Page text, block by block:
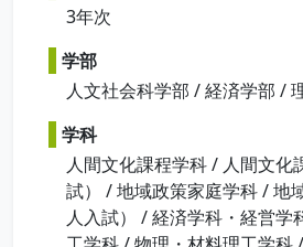
3年次
学部
人文社会科学部 / 経済学部 /
学科
人間文化課程学科 / 人間文化
試） / 地域政策家庭学科 / 地
人入試） / 経済学科・経営学